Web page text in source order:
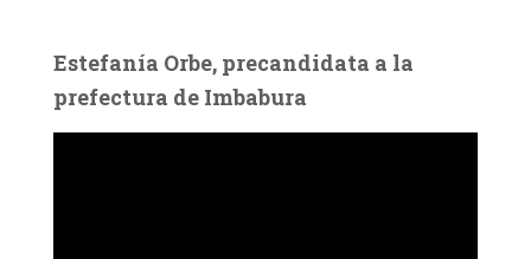
Estefanía Orbe, precandidata a la
prefectura de Imbabura